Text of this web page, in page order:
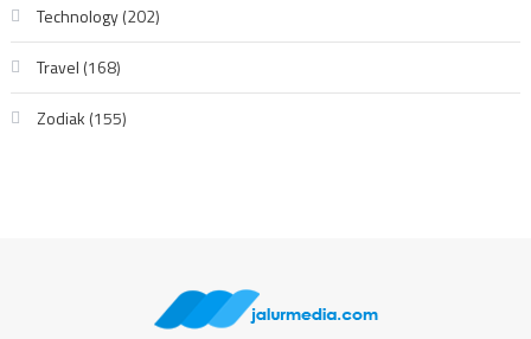
Technology(202)
Travel (168)
Zodiak (155)